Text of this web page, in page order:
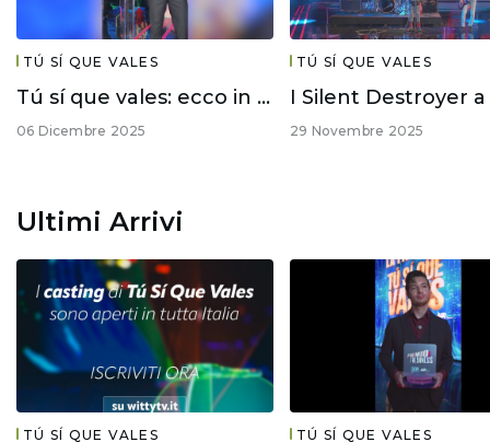
TÚ SÍ QUE VALES
Tú sí que vales: ecco in anteprima chi sono i finalisti!
06 Dicembre 2025
TÚ SÍ QUE VALES
29 Novembre 2025
Ultimi Arrivi
TÚ SÍ QUE VALES TÚ SÍ QUE VALES